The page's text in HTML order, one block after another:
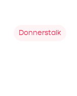
Donnerstalk